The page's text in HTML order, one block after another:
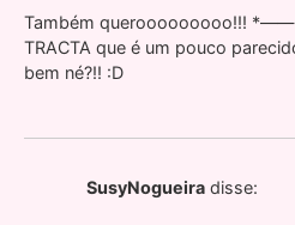
Também querooooooooo!!!
TRACTA que é um pouco
bem né?!! :D
SusyNogueira disse: